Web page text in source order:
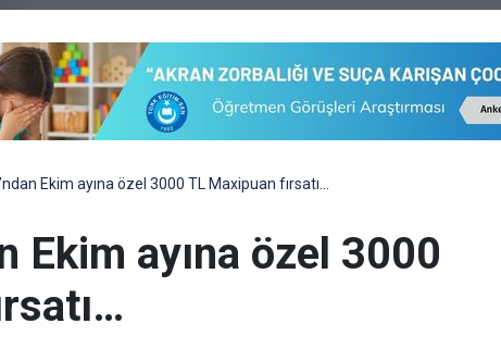
Ekim ayına özel 3000 TL Maxipuan fırsatı…
Ekim ayına özel 3000